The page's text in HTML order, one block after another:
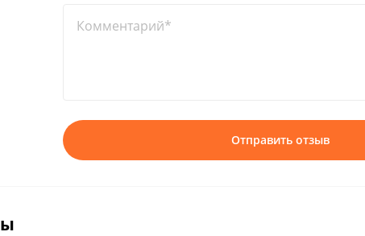
Комментарий*
Отправить отзыв